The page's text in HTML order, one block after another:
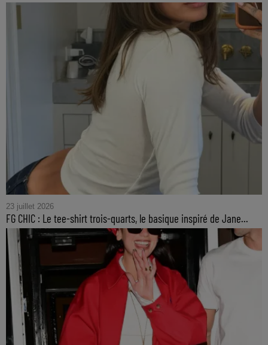
23 juillet 2026
FG CHIC : Le tee-shirt trois-quarts, le basique inspiré de Jane...